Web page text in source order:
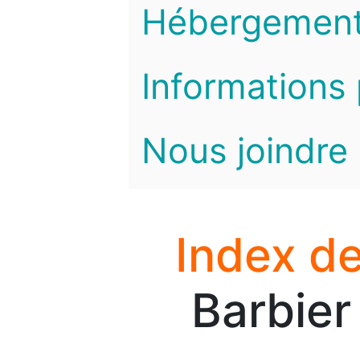
Informations
Nous joindre
Index